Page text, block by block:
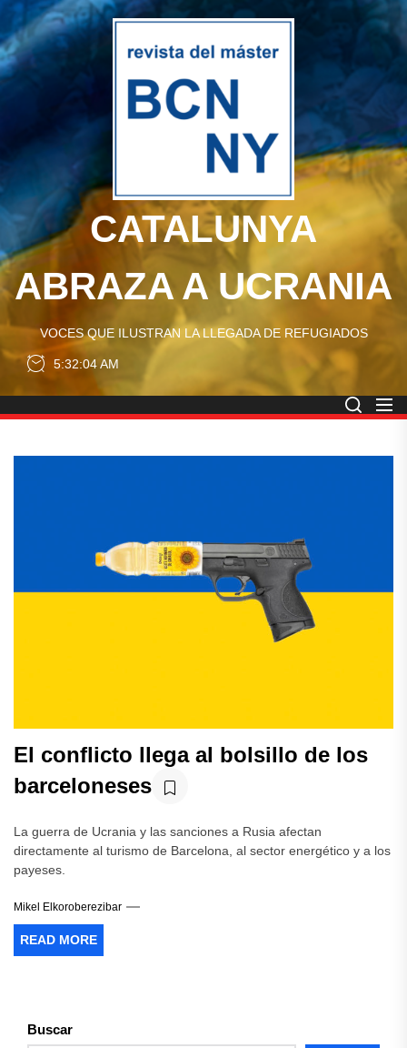
Skip
to
the
content
A
CATALUNYA
ABRAZA A UCRANIA
VOCES QUE ILUSTRAN LA LLEGADA DE REFUGIADOS
5:32:04 AM
El conflicto llega al bolsillo de los
barceloneses
La guerra de Ucrania y las sanciones a Rusia afectan
directamente al turismo de Barcelona, al sector energético y a los
payeses.
Mikel Elkoroberezibar
READ MORE
Buscar